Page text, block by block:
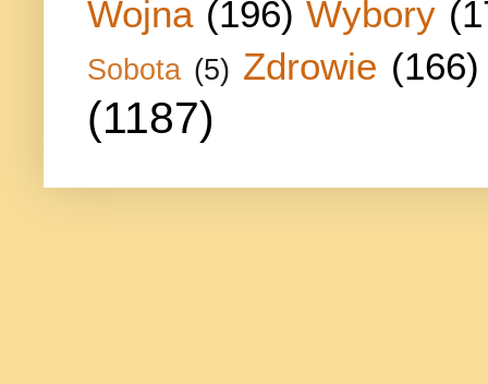
Wojna (196) Wybory
Sobota (5) Zdrowie (166)
(1187)